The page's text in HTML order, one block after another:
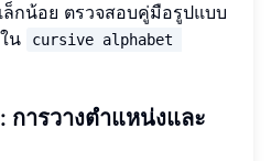
กน้อย ตรวจสอบคู่มือรูปแบบ
น
cursive alphabet
การวางตำแหน่งและ